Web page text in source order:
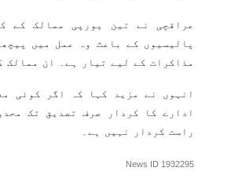
عراقچی نے تین یورپی ممالک کے
پالیسیوں کے باعث وہ عمل میں
مذاکرات کے لیے تیار ہے۔ ان ممالک
انہوں نے مزید کہا کہ اگر کوئی
ادارے کا کردار صرف تصدیق تک
راست کردار نہیں ہے۔
News ID 1932295